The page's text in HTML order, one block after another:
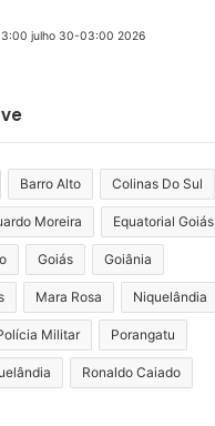
julho 30-03:00 2026
Barro Alto Colinas Do Sul
Moreira Equatorial Goiás
Goiás Goiânia
Mara Rosa Niquelândia
Militar Porangatu
Ronaldo Caiado